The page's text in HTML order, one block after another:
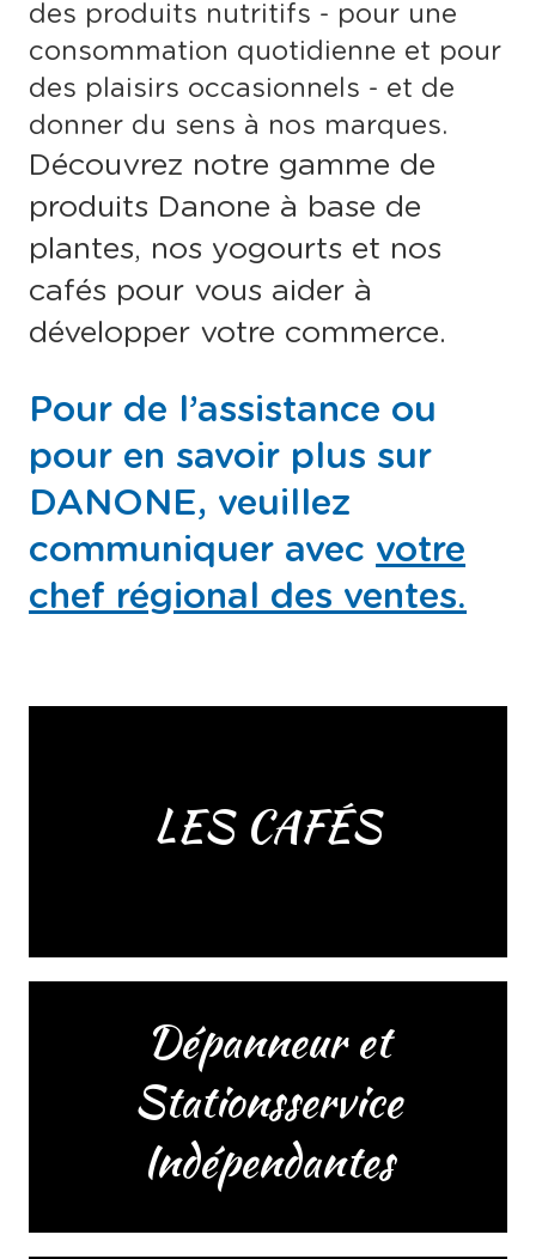
des produits nutritifs - pour une
consommation quotidienne et pour
des plaisirs occasionnels - et de
donner du sens à nos marques.
Découvrez notre gamme de
produits Danone à base de
plantes, nos yogourts et nos
cafés pour vous aider à
développer votre commerce.
Pour de l’assistance ou
pour en savoir plus sur
DANONE, veuillez
communiquer avec votre
chef régional des ventes.
LES CAFÉS
Dépanneur et
Stationsservice
Indépendantes